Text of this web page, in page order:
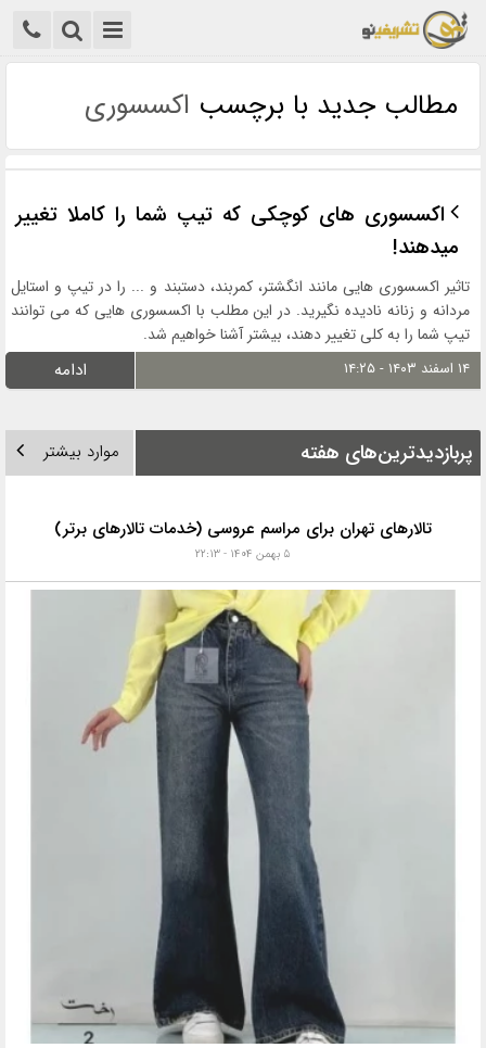
مطالب جدید با برچسب اکسسوری
اکسسوری های کوچکی که تیپ شما را کاملا تغییر
میدهند!
تاثیر اکسسوری هایی مانند انگشتر، کمربند، دستبند و ... را در تیپ و استایل
مردانه و زنانه نادیده نگیرید. در این مطلب با اکسسوری هایی که می توانند
تیپ شما را به کلی تغییر دهند، بیشتر آشنا خواهیم شد.
۱۴ اسفند ۱۴۰۳ - ۱۴:۲۵ ادامه
پربازدیدترین‌های هفته موارد بیشتر
تالارهای تهران برای مراسم عروسی (خدمات تالارهای برتر)
۵ بهمن ۱۴۰۴ - ۲۲:۱۳